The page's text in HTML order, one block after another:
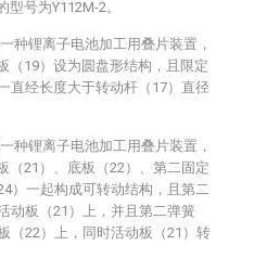
号为Y112M-2。
种锂离子电池加工用叠片装置，
（19）设为圆盘形结构，且限定
直经长度大于转动杆（17）直径
种锂离子电池加工用叠片装置，
（21）、底板（22）、第二固定
）一起构成可转动结构，且第二
动板（21）上，并且第二弹簧
（22）上，同时活动板（21）转